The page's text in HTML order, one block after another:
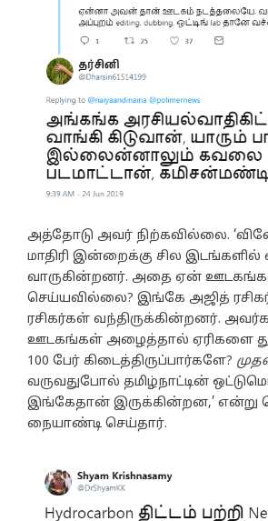
அத்தோடு அவர் நிற்கவில்லை.
மாதிரி இன்றைக்கு சில இடங்களில்
வாருகின்றனர். அதை ஏன்
செய்யவில்லை? இங்கே அஜித்
ரசிகர்கள் வந்திருக்கின்றனர்.
ஊடகங்கள் அழைத்தால் ஏரிகளை
100 பேர் கிடைத்திருப்பார்களே?
வருவதுபோல் தமிழ்நாட்டின்
இங்கேதான் இருக்கின்றன,’ என்று
நையாண்டி செய்தார்.